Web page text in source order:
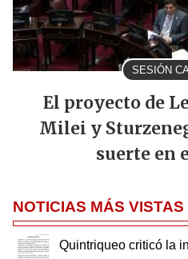
SESIÓN
El proyecto de
Milei y
suerte en
NOTICIAS MÁS VISTAS
Quintriqueo criticó la